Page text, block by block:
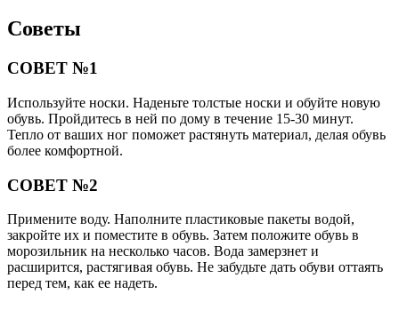
Советы
СОВЕТ №1
Используйте носки. Наденьте толстые носки и обуйте новую
обувь. Пройдитесь в ней по дому в течение 15-30 минут.
Тепло от ваших ног поможет растянуть материал, делая обувь
более комфортной.
СОВЕТ №2
Примените воду. Наполните пластиковые пакеты водой,
закройте их и поместите в обувь. Затем положите обувь в
морозильник на несколько часов. Вода замерзнет и
расширится, растягивая обувь. Не забудьте дать обуви оттаять
перед тем, как ее надеть.